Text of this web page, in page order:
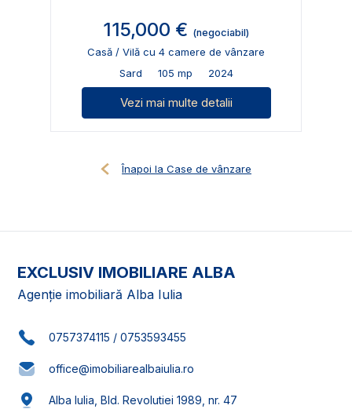
115,000 € (negociabil)
Casă / Vilă cu 4 camere de vânzare
Sard
105 mp 2024
Vezi mai multe detalii
Înapoi la Case de vânzare
EXCLUSIV IMOBILIARE ALBA
Agenție imobiliară Alba Iulia
0757374115 / 0753593455
office@imobiliarealbaiulia.ro
Alba Iulia, Bld. Revolutiei 1989, nr. 47